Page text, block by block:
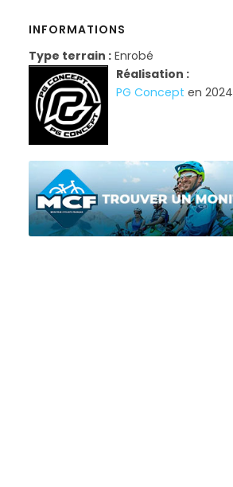
INFORMATIONS
Type terrain : Enrobé
Réalisation :
PG Concept en 2024